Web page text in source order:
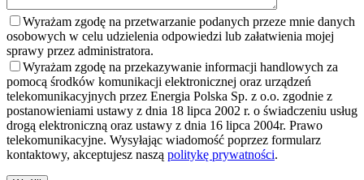
Wyrażam zgodę na przetwarzanie podanych przeze mnie danych
osobowych w celu udzielenia odpowiedzi lub załatwienia mojej
sprawy przez administratora.
Wyrażam zgodę na przekazywanie informacji handlowych za
pomocą środków komunikacji elektronicznej oraz urządzeń
telekomunikacyjnych przez Energia Polska Sp. z o.o. zgodnie z
postanowieniami ustawy z dnia 18 lipca 2002 r. o świadczeniu usług
drogą elektroniczną oraz ustawy z dnia 16 lipca 2004r. Prawo
telekomunikacyjne. Wysyłając wiadomość poprzez formularz
kontaktowy, akceptujesz naszą politykę prywatności.